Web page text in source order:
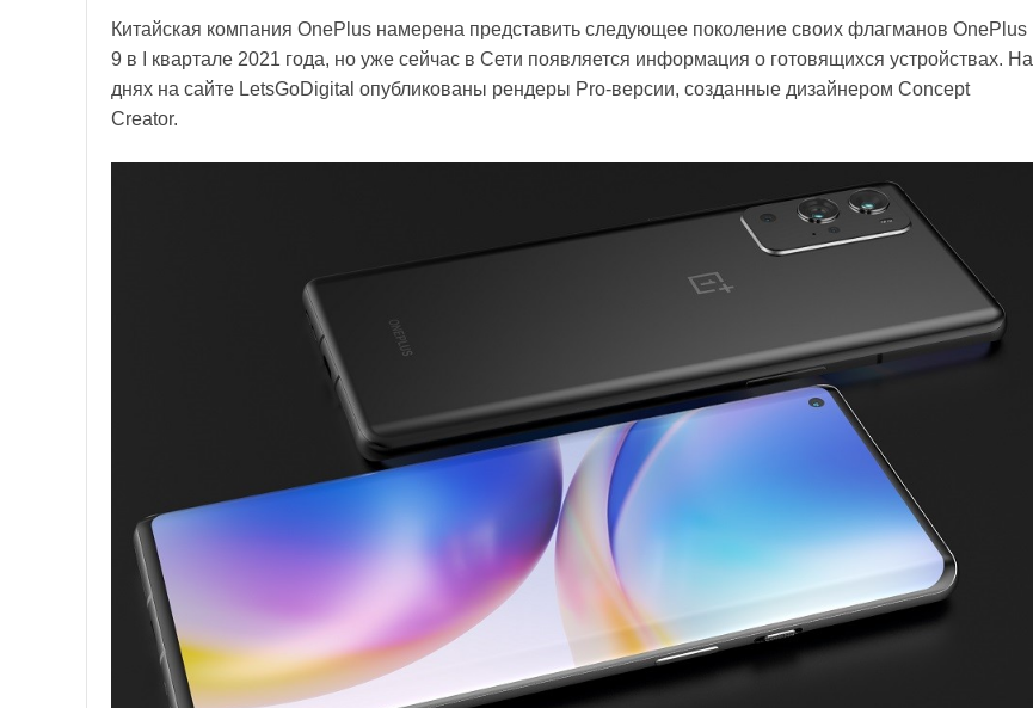
Китайская компания OnePlus намерена представить следующее поколение своих флагманов OnePlus
9 в I квартале 2021 года, но уже сейчас в Сети появляется информация о готовящихся устройствах. На
днях на сайте LetsGoDigital опубликованы рендеры Pro-версии, созданные дизайнером Concept
Creator.